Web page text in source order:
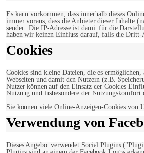
Es kann vorkommen, dass innerhalb dieses
immer voraus, dass die Anbieter dieser Inhalte
senden. Die IP-Adresse ist damit für die
haben wir keinen Einfluss darauf, falls die Dritt-
Cookies
Cookies sind kleine Dateien, die es
Webseiten und damit den Nutzern (z.B.
Nutzer können auf den Einsatz der Cookies
Nutzung und insbesondere der Nutzungskomfort
Sie können viele Online-Anzeigen-Cookies von
Verwendung von
Dieses Angebot verwendet Social Plugins